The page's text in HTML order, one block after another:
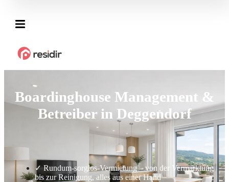
Boardinghouse Management &
Betreiber in Deggendorf
✓ Rundum-sorglos-Vermietung – von der Vermarktung
bis zur Reinigung, alles aus einer Hand